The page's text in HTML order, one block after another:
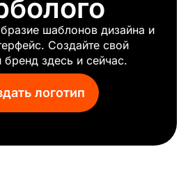
шаблонов дизайна и
Создайте свой
бренд здесь и сейчас.
логотип